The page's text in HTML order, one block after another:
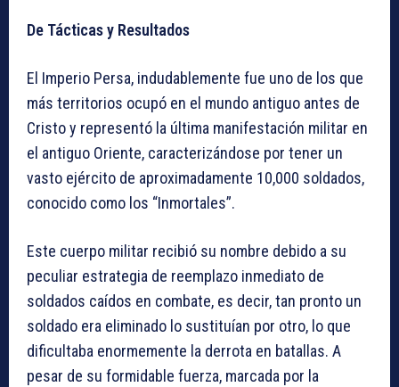
De Tácticas y Resultados
El Imperio Persa, indudablemente fue uno de los que
más territorios ocupó en el mundo antiguo antes de
Cristo y representó la última manifestación militar en
el antiguo Oriente, caracterizándose por tener un
vasto ejército de aproximadamente 10,000 soldados,
conocido como los “Inmortales”.
Este cuerpo militar recibió su nombre debido a su
peculiar estrategia de reemplazo inmediato de
soldados caídos en combate, es decir, tan pronto un
soldado era eliminado lo sustituían por otro, lo que
dificultaba enormemente la derrota en batallas. A
pesar de su formidable fuerza, marcada por la